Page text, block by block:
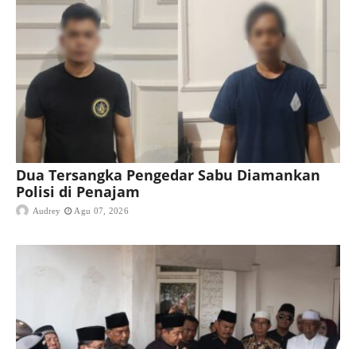
Dua Tersangka Pengedar Sabu Diamankan
Polisi di Penajam
Audrey Agu 07, 2026